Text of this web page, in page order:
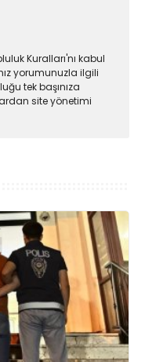
Kuralları'nı kabul
yorumunuzla ilgili
tek başınıza
site yönetimi